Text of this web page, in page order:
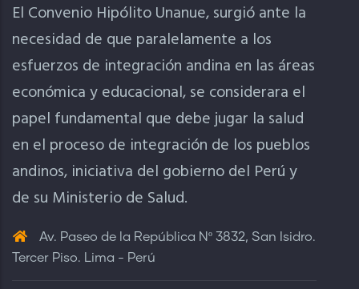
El Convenio Hipólito Unanue, surgió ante la
necesidad de que paralelamente a los
esfuerzos de integración andina en las áreas
económica y educacional, se considerara el
papel fundamental que debe jugar la salud
en el proceso de integración de los pueblos
andinos, iniciativa del gobierno del Perú y
de su Ministerio de Salud.
Av. Paseo de la República Nº 3832, San Isidro.
Tercer Piso. Lima - Perú